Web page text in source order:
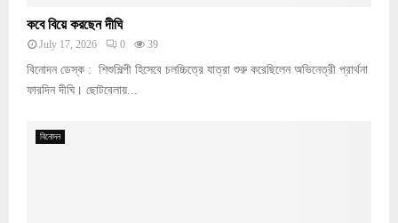
কবে বিয়ে করছেন দীঘি
July 17, 2026 0 39
বিনোদন ডেস্ক : শিশুশিল্পী হিসেবে চলচ্চিত্রে যাত্রা শুরু করেছিলেন অভিনেত্রী প্রার্থনা
ফারদিন দীঘি। ছোটবেলায়...
বিনোদন